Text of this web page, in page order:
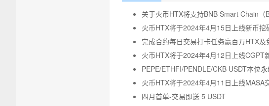
关于火币HTX将支持BNB Smart Chain（
火币HTX将于2024年4月15日上线新币
完成合约每日交易打卡任务赢百万HTX
火币HTX将于2024年4月12日上线CGPT
PEPE/ETHFI/PENDLE/CKB USDT本位
火币HTX将于2024年4月11日上线MASA
四月首单-交易即送 5 USDT